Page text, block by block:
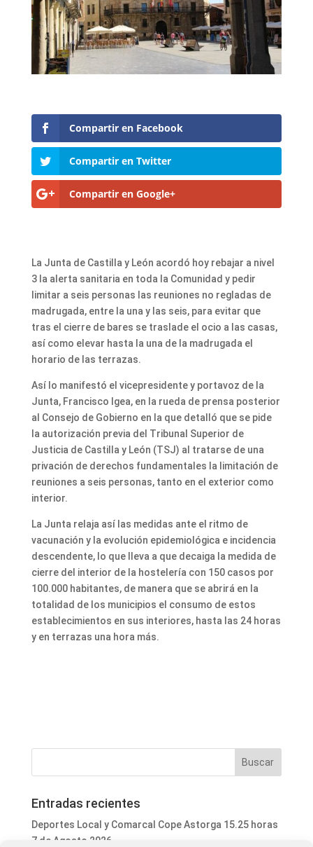
Compartir en Facebook
Compartir en Twitter
Compartir en Google+
La Junta de Castilla y León acordó hoy rebajar a nivel
3 la alerta sanitaria en toda la Comunidad y pedir
limitar a seis personas las reuniones no regladas de
madrugada, entre la una y las seis, para evitar que
tras el cierre de bares se traslade el ocio a las casas,
así como elevar hasta la una de la madrugada el
horario de las terrazas.
Así lo manifestó el vicepresidente y portavoz de la
Junta, Francisco Igea, en la rueda de prensa posterior
al Consejo de Gobierno en la que detalló que se pide
la autorización previa del Tribunal Superior de
Justicia de Castilla y León (TSJ) al tratarse de una
privación de derechos fundamentales la limitación de
reuniones a seis personas, tanto en el exterior como
interior.
La Junta relaja así las medidas ante el ritmo de
vacunación y la evolución epidemiológica e incidencia
descendente, lo que lleva a que decaiga la medida de
cierre del interior de la hostelería con 150 casos por
100.000 habitantes, de manera que se abrirá en la
totalidad de los municipios el consumo de estos
establecimientos en sus interiores, hasta las 24 horas
y en terrazas una hora más.
Entradas recientes
Deportes Local y Comarcal Cope Astorga 15.25 horas
7 de Agosto 2026